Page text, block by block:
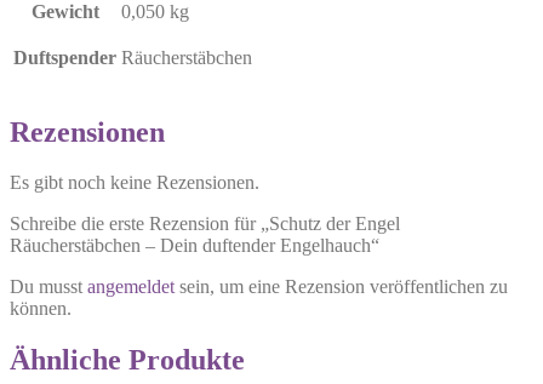
Gewicht 0,050 kg
Duftspender Räucherstäbchen
Rezensionen
Es gibt noch keine Rezensionen.
Schreibe die erste Rezension für „Schutz der Engel
Räucherstäbchen – Dein duftender Engelhauch“
Du musstangemeldetsein, um eine Rezension veröffentlichen zu
können.
Ähnliche Produkte